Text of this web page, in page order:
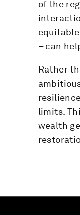
of the
– can
Rather
limits.
wealth